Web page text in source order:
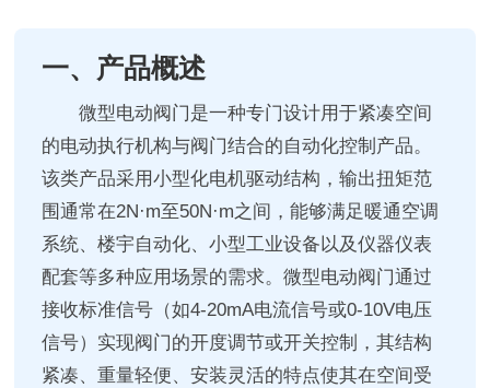
一、产品概述
微型电动阀门是一种专门设计用于紧凑空间
的电动执行机构与阀门结合的自动化控制产品。
该类产品采用小型化电机驱动结构，输出扭矩范
围通常在2N·m至50N·m之间，能够满足暖通空调
系统、楼宇自动化、小型工业设备以及仪器仪表
配套等多种应用场景的需求。微型电动阀门通过
接收标准信号（如4-20mA电流信号或0-10V电压
信号）实现阀门的开度调节或开关控制，其结构
紧凑、重量轻便、安装灵活的特点使其在空间受